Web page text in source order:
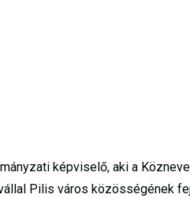
képviselő, aki a
Pilis város közösségének